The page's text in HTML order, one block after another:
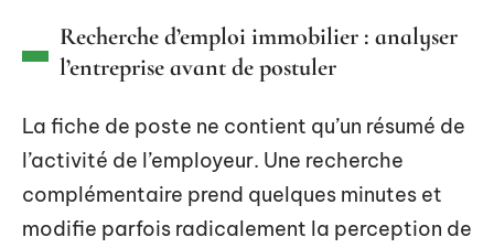
Recherche d’emploi immobilier : analyser
l’entreprise avant de postuler
La fiche de poste ne contient qu’un résumé de
l’activité de l’employeur. Une recherche
complémentaire prend quelques minutes et
modifie parfois radicalement la perception de